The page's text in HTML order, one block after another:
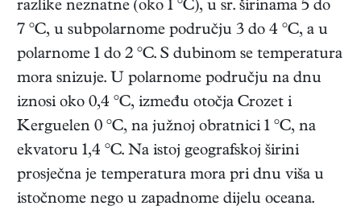
razlike neznatne (oko 1 °C), u sr. širinama 5 do
7 °C, u subpolarnome području 3 do 4 °C, a u
polarnome 1 do 2 °C. S dubinom se temperatura
mora snizuje. U polarnome području na dnu
iznosi oko 0,4 °C, između otočja Crozet i
Kerguelen 0 °C, na južnoj obratnici 1 °C, na
ekvatoru 1,4 °C. Na istoj geografskoj širini
prosječna je temperatura mora pri dnu viša u
istočnome nego u zapadnome dijelu oceana.